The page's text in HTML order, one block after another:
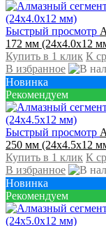
Быстрый просмотр
172 мм (24х4.0х12
Купить в 1 клик К
В избранное
Новинка
Рекомендуем
Быстрый просмотр
250 мм (24х4.5х12
Купить в 1 клик К
В избранное
Новинка
Рекомендуем